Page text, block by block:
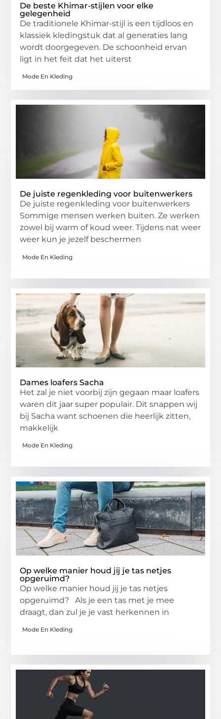
De beste Khimar-stijlen voor elke
gelegenheid
De traditionele Khimar-stijl is een tijdloos en
klassiek kledingstuk dat al generaties lang
wordt doorgegeven. De schoonheid ervan
ligt in het feit dat het uiterst
Mode En Kleding
De juiste regenkleding voor buitenwerkers
De juiste regenkleding voor buitenwerkers
Sommige mensen werken buiten. Ze werken
zowel bij warm of koud weer. Tijdens nat weer
weer kun je jezelf beschermen
Mode En Kleding
Dames loafers Sacha
Het zal je niet voorbij zijn gegaan maar loafers
waren dit jaar super populair. Dit snappen wij
bij Sacha want schoenen die heerlijk zitten,
makkelijk
Mode En Kleding
Op welke manier houd jij je tas netjes
opgeruimd?
Op welke manier houd jij je tas netjes
opgeruimd? Als je een tas met je mee
draagt, dan zul je je vast herkennen in
Mode En Kleding